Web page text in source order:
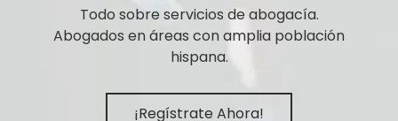
Todo sobre servicios de abogacía.
Abogados en áreas con amplia población
hispana.
¡Regístrate Ahora!